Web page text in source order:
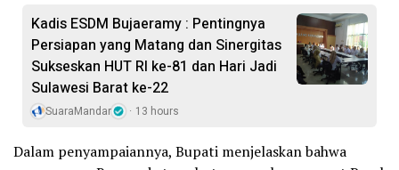
Kadis ESDM Bujaeramy : Pentingnya
Persiapan yang Matang dan Sinergitas
Sukseskan HUT RI ke-81 dan Hari Jadi
Sulawesi Barat ke-22
SuaraMandar 13 hours
Dalam penyampaiannya, Bupati menjelaskan bahwa